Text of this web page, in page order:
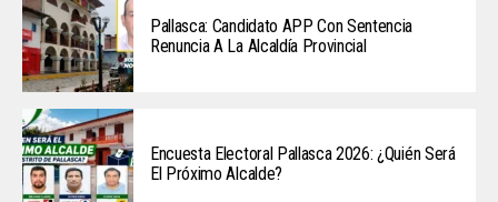
Pallasca: Candidato APP Con Sentencia
Renuncia A La Alcaldía Provincial
Encuesta Electoral Pallasca 2026: ¿Quién Será
El Próximo Alcalde?